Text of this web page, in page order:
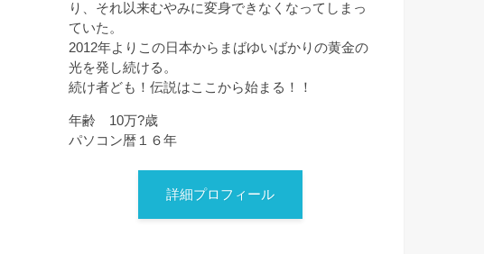
り、それ以来むやみに変身できなくなってしまっ
ていた。
2012年よりこの日本からまばゆいばかりの黄金の
光を発し続ける。
続け者ども！伝説はここから始まる！！
年齢 10万?歳
パソコン暦１６年
詳細プロフィール